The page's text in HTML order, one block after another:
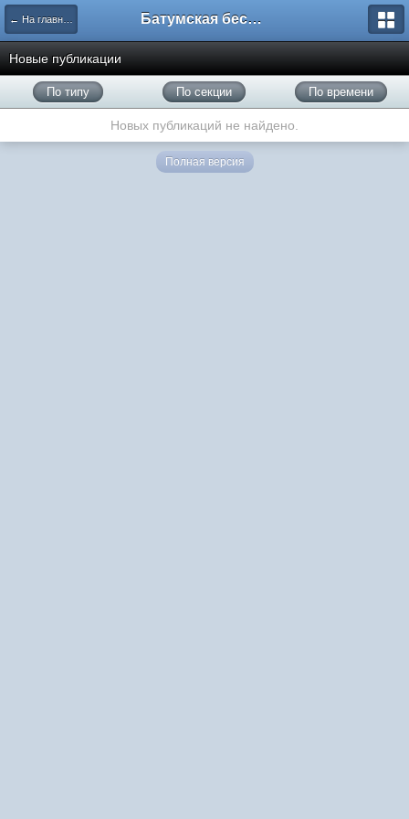
← На главную Батумская беседка
Новые публикации
По типу По секции По времени
Новых публикаций не найдено.
Полная версия